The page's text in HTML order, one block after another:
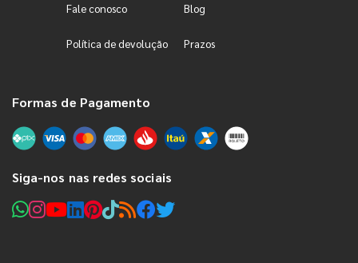
Fale conosco Blog
Política de devolução Prazos
Formas de Pagamento
Siga-nos nas redes sociais